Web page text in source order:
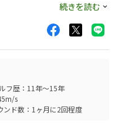
ーカーボン。フレーム
感が出しやすくなった
が見えづらくなった
ど、今作からそれが消
顔つきになったと思
続きを読む
フ歴：11年～15年
s
ンド数：1ヶ月に2回程度